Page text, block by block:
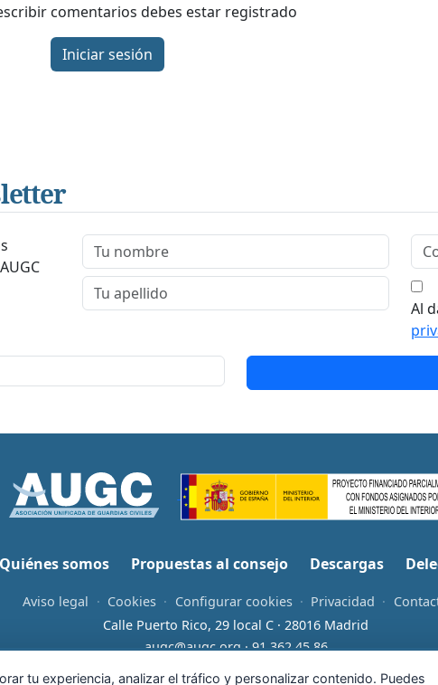
comentarios debes estar registrado
Iniciar sesión
Al
Quiénes somos Propuestas al consejo Descargas
Aviso legal · Cookies · Configurar cookies · Privacidad ·
Calle Puerto Rico, 29 local C · 28016 Madrid
augc@augc.org ·91 362 45 86
UsuarioFacebook
X Instagram
YouTubeBluesky
RSS
tu experiencia, analizar el tráfico y personalizar contenido. Puedes